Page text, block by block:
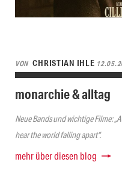
VON CHRISTIAN IHLE
monarchie & alltag
Neue Bands und wichtige Filme:
hear the world falling apart“.
mehr über diesen blog